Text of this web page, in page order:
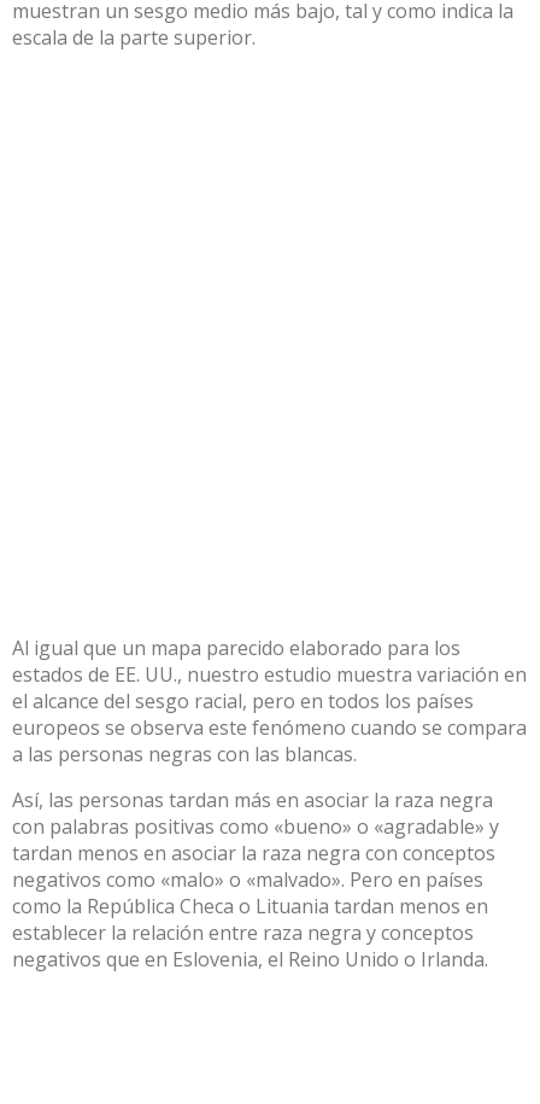
muestran un sesgo medio más bajo, tal y como indica la
escala de la parte superior.
Al igual que un mapa parecido elaborado para los
estados de EE. UU., nuestro estudio muestra variación en
el alcance del sesgo racial, pero en todos los países
europeos se observa este fenómeno cuando se compara
a las personas negras con las blancas.
Así, las personas tardan más en asociar la raza negra
con palabras positivas como «bueno» o «agradable» y
tardan menos en asociar la raza negra con conceptos
negativos como «malo» o «malvado». Pero en países
como la República Checa o Lituania tardan menos en
establecer la relación entre raza negra y conceptos
negativos que en Eslovenia, el Reino Unido o Irlanda.